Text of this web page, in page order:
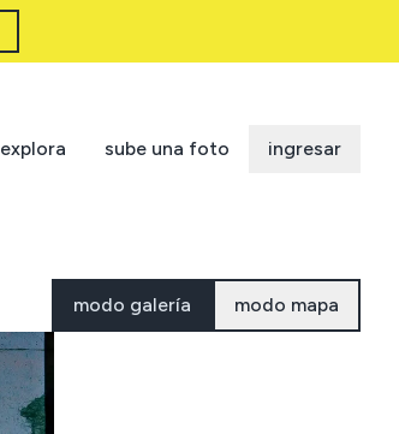
explora sube una foto ingresar
modo galería modo mapa